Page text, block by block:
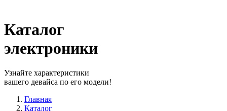
Каталог
электроники
Узнайте характеристики
вашего девайса по его модели!
Главная
Каталог